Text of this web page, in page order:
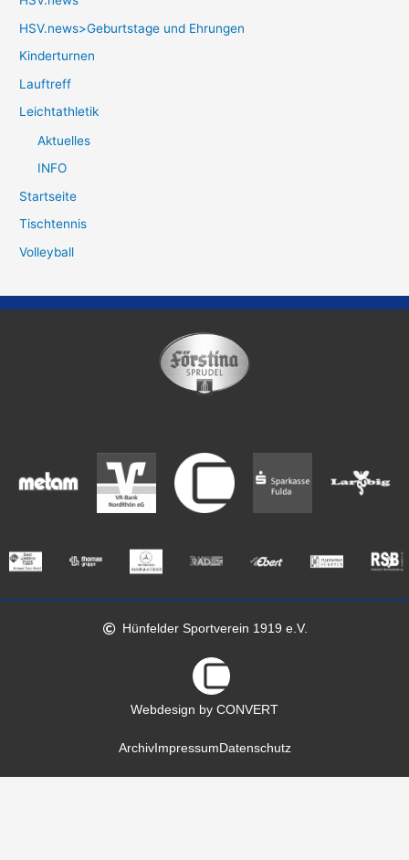
HSV.news>Geburtstage und Ehrungen
Kinderturnen
Lauftreff
Leichtathletik
Aktuelles
INFO
Startseite
Tischtennis
Volleyball
Hünfelder Sportverein 1919 e.V.
Webdesign by CONVERT
ArchivImpressum Datenschutz